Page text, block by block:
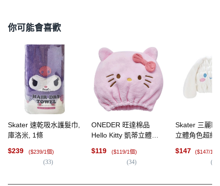
你可能會喜歡
Skater 速乾吸水護髮巾,
庫洛米, 1條
$239 ($239/1個)
(33)
ONEDER 旺達棉品
Hello Kitty 凱蒂立體乾
粉色, 1個
$119 ($119/1個)
(34)
Skater 三麗鷗
立體角色超細
$147 ($147/1個)
(